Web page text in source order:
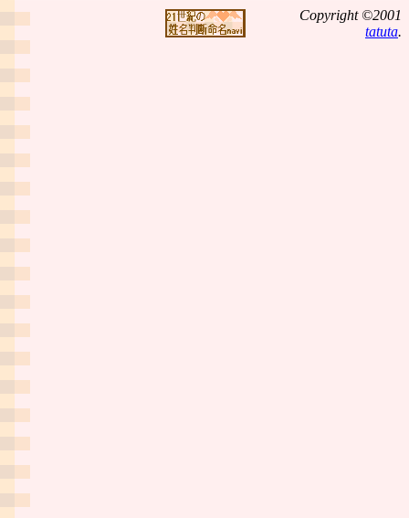
Copyright ©2001
tatuta.